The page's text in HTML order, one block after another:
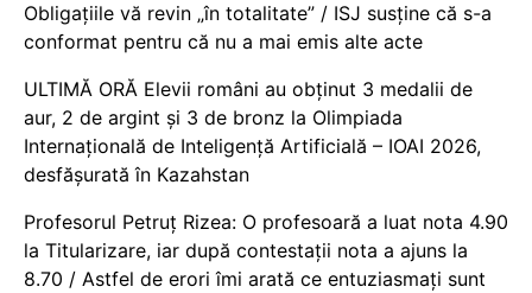
Obligațiile vă revin „în totalitate” / ISJ susține că s-a
conformat pentru că nu a mai emis alte acte
ULTIMĂ ORĂ Elevii români au obținut 3 medalii de
aur, 2 de argint și 3 de bronz la Olimpiada
Internațională de Inteligență Artificială – IOAI 2026,
desfășurată în Kazahstan
Profesorul Petruț Rizea: O profesoară a luat nota 4.90
la Titularizare, iar după contestații nota a ajuns la
8.70 / Astfel de erori îmi arată ce entuziasmați sunt